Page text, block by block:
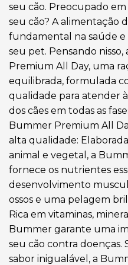
seu cão. Preocupado
seu cão? A alimentação
fundamental na saúde
seu pet. Pensando
Premium All Day, uma
equilibrada, formulada
qualidade para atender
dos cães em todas as
Bummer Premium All
alta qualidade:
animal e vegetal, a
fornece os nutrientes
desenvolvimento
ossos e uma pelagem
Rica em vitaminas,
Bummer garante uma
seu cão contra doenças.
sabor inigualável, a